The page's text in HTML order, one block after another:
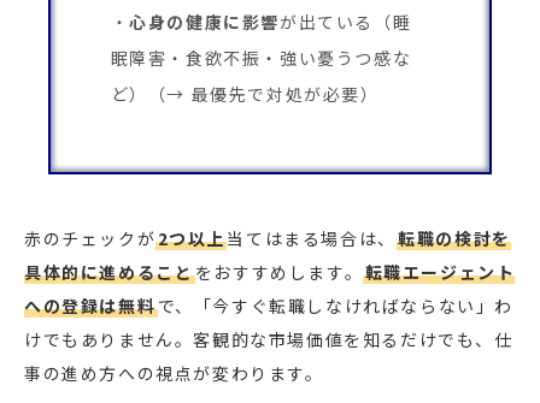
心身の健康に影響が出ている（睡
眠障害・食欲不振・強い憂うつ感な
ど）（→ 最優先で対処が必要）
赤のチェックが2つ以上当てはまる場合は、 転職の検討を
具体的に進めることをおすすめします。転職エージェント
への登録は無料で、「今すぐ転職しなければならない」わ
けでもありません。客観的な市場価値を知るだけでも、仕
事の進め方への視点が変わります。